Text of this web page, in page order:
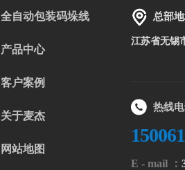
全自动包装码垛线
产品中心
客户案例
关于麦杰
网站地图
总部
江苏省无锡
热线
E - mail ：